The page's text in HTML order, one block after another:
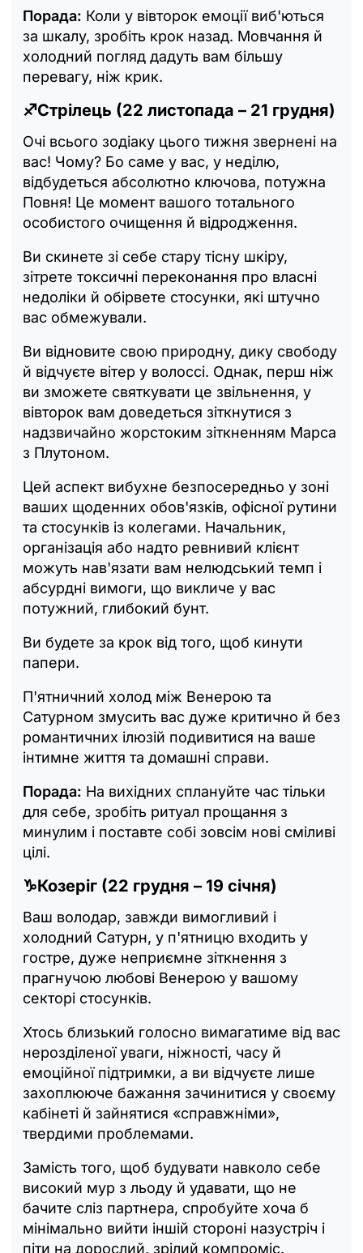
Порада: Коли у вівторок емоції виб'ються
за шкалу, зробіть крок назад. Мовчання й
холодний погляд дадуть вам більшу
перевагу, ніж крик.
♐Стрілець (22 листопада – 21 грудня)
Очі всього зодіаку цього тижня звернені на
вас! Чому? Бо саме у вас, у неділю,
відбудеться абсолютно ключова, потужна
Повня! Це момент вашого тотального
особистого очищення й відродження.
Ви скинете зі себе стару тісну шкіру,
зітрете токсичні переконання про власні
недоліки й обірвете стосунки, які штучно
вас обмежували.
Ви відновите свою природну, дику свободу
й відчуєте вітер у волоссі. Однак, перш ніж
ви зможете святкувати це звільнення, у
вівторок вам доведеться зіткнутися з
надзвичайно жорстоким зіткненням Марса
з Плутоном.
Цей аспект вибухне безпосередньо у зоні
ваших щоденних обов'язків, офісної рутини
та стосунків із колегами. Начальник,
організація або надто ревнивий клієнт
можуть нав'язати вам нелюдський темп і
абсурдні вимоги, що викличе у вас
потужний, глибокий бунт.
Ви будете за крок від того, щоб кинути
папери.
П'ятничний холод між Венерою та
Сатурном змусить вас дуже критично й без
романтичних ілюзій подивитися на ваше
інтимне життя та домашні справи.
Порада: На вихідних сплануйте час тільки
для себе, зробіть ритуал прощання з
минулим і поставте собі зовсім нові сміливі
цілі.
♑Козеріг (22 грудня – 19 січня)
Ваш володар, завжди вимогливий і
холодний Сатурн, у п'ятницю входить у
гостре, дуже неприємне зіткнення з
прагнучою любові Венерою у вашому
секторі стосунків.
Хтось близький голосно вимагатиме від вас
нерозділеної уваги, ніжності, часу й
емоційної підтримки, а ви відчуєте лише
захоплююче бажання зачинитися у своєму
кабінеті й зайнятися «справжніми»,
твердими проблемами.
Замість того, щоб будувати навколо себе
високий мур з льоду й удавати, що не
бачите сліз партнера, спробуйте хоча б
мінімально вийти іншій стороні назустріч і
піти на дорослий, зрілий компроміс.